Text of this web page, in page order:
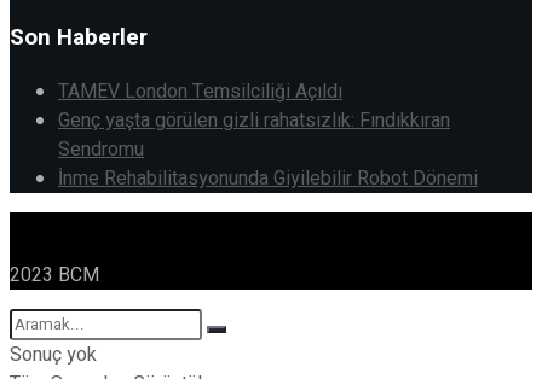
Son Haberler
TAMEV London Temsilciliği Açıldı
Genç yaşta görülen gizli rahatsızlık: Fındıkkıran
Sendromu
İnme Rehabilitasyonunda Giyilebilir Robot Dönemi
2023 BCM
Sonuç yok